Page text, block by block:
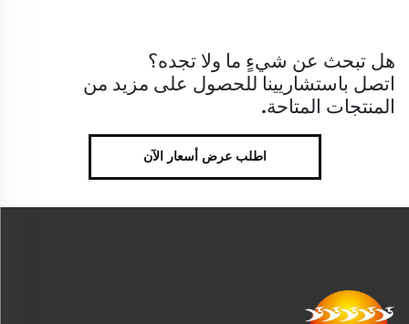
هل تبحث عن شيءٍ ما ولا تجده؟
اتصل باستشاريينا للحصول على مزيد من
المنتجات المتاحة.
اطلب عرض أسعار الآن